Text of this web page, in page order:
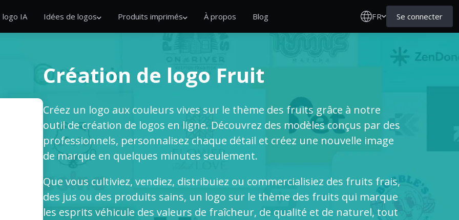
logo IA Idées de logos Produits imprimés À propos Blog FR Se connecter
Création de logo Fruit
Créez un logo aux couleurs vives sur le thème des fruits grâce à notre
outil de création de logos en ligne. Découvrez des modèles conçus par des
professionnels, personnalisez chaque détail et créez une nouvelle image
de marque en quelques minutes seulement.
Que vous cultiviez, vendiez, distribuiez ou commercialisiez des fruits frais,
des jus ou des produits sains, un logo sur le thème des fruits qui marque
les esprits véhicule des valeurs de fraîcheur, de qualité et de naturel, tout